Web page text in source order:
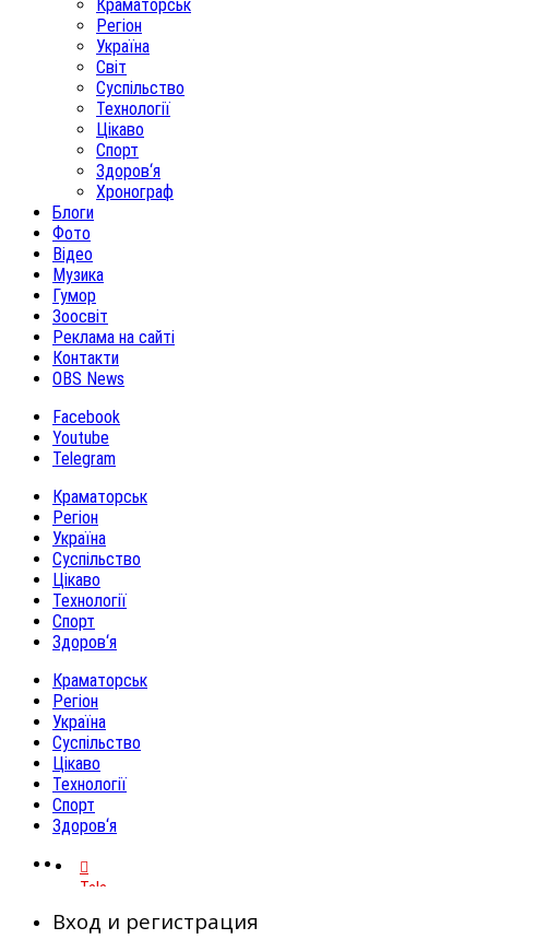
Краматорськ
Регіон
Україна
Світ
Суспільство
Технології
Цікаво
Спорт
Здоров‘я
Хронограф
Блоги
Фото
Відео
Музика
Гумор
Зоосвіт
Реклама на сайті
Контакти
OBS News
Facebook
Youtube
Telegram
Краматорськ
Регіон
Україна
Суспільство
Цікаво
Технології
Спорт
Здоров‘я
Краматорськ
Регіон
Україна
Суспільство
Цікаво
Технології
Спорт
Здоров‘я
Telegram
Вход и регистрация